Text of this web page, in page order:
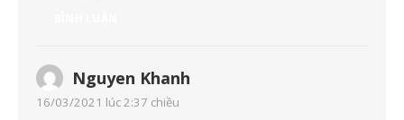
Nguyen Khanh
16/03/2021 lúc 2:37 chiều